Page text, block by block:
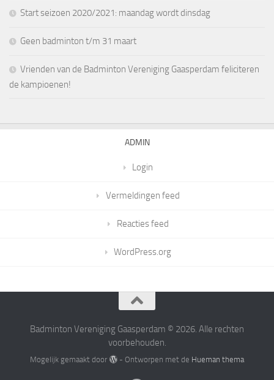
Start seizoen 2020/2021: maandag wordt dinsdag
Geen badminton t/m 31 maart
Vrienden van de Badminton Vereniging Gaasperdam feliciteren
de kampioenen!
ADMIN
Login
Vermeldingen feed
Reacties feed
WordPress.org
Badminton Vereniging Gaasperdam © 2026. Alle rechten
voorbehouden.
Mogelijk gemaakt door - Ontworpen met de Hueman thema